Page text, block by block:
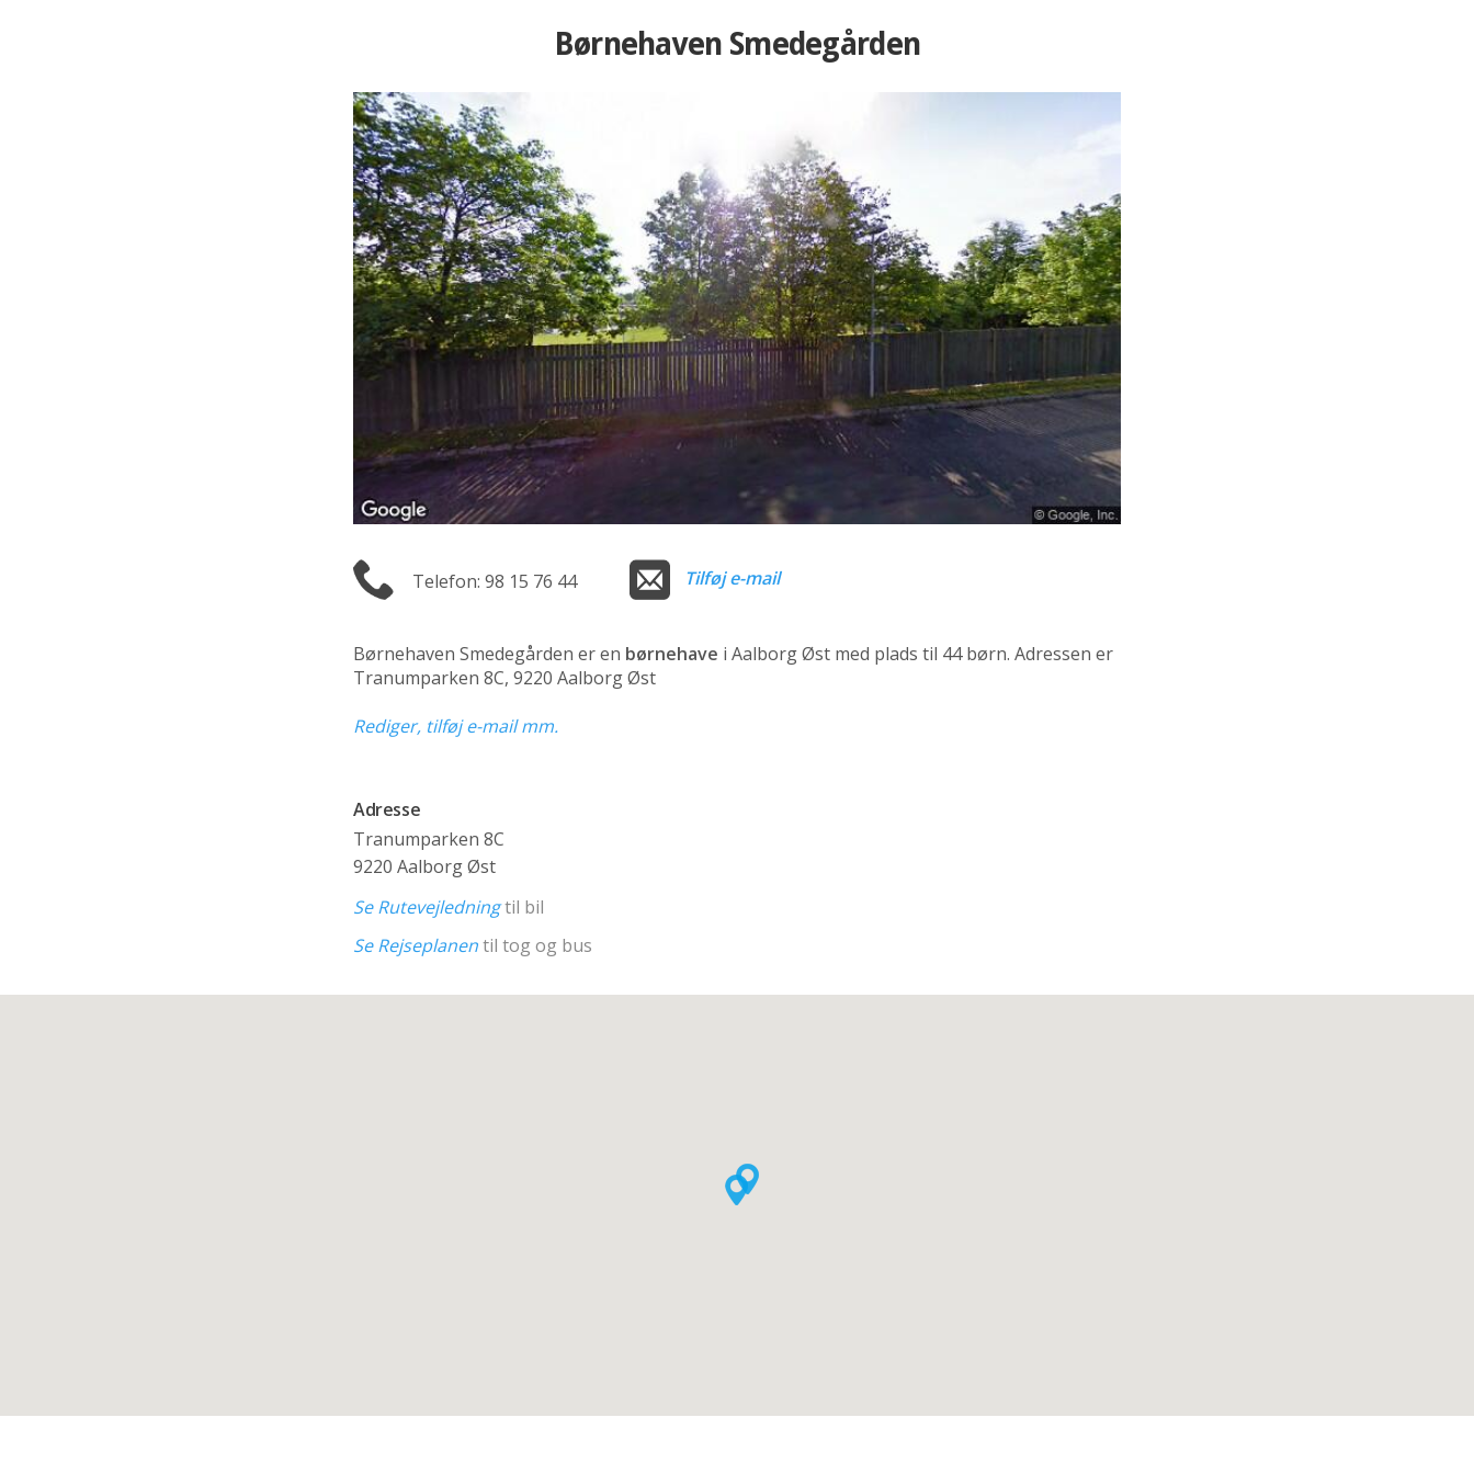
Børnehaven Smedegården
Telefon: 98 15 76 44 Tilføj e-mail
Børnehaven Smedegården er en børnehave i Aalborg Øst med plads til 44 børn. Adressen er
Tranumparken 8C, 9220 Aalborg Øst
Rediger, tilføj e-mail mm.
Adresse
Tranumparken 8C
9220 Aalborg Øst
Se Rutevejledningtil bil
Se Rejseplanentil tog og bus